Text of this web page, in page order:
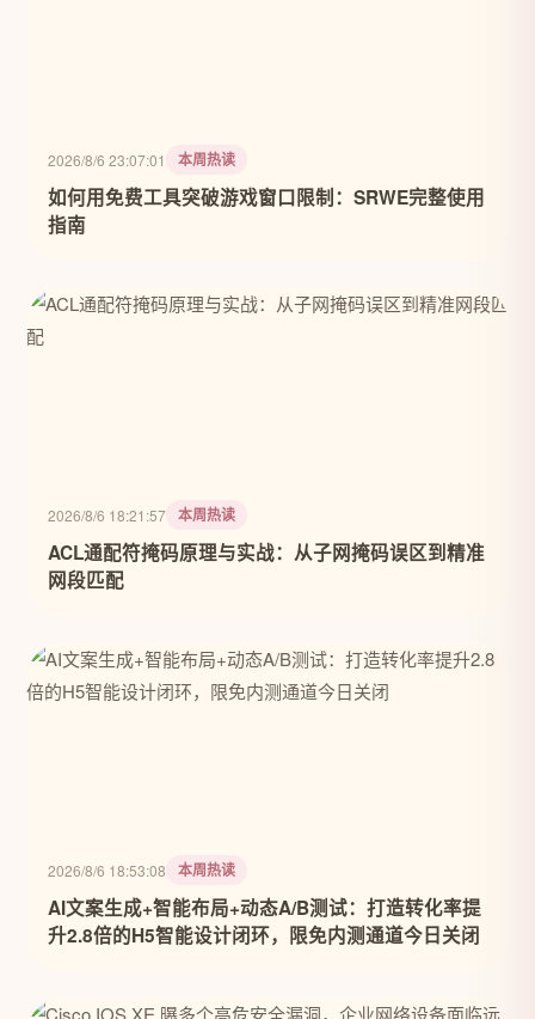
2026/8/6 23:07:01 本周热读
如何用免费工具突破游戏窗口限制：SRWE完整使用
指南
2026/8/6 18:21:57 本周热读
ACL通配符掩码原理与实战：从子网掩码误区到精准
网段匹配
2026/8/6 18:53:08 本周热读
AI文案生成+智能布局+动态A/B测试：打造转化率提
升2.8倍的H5智能设计闭环，限免内测通道今日关闭